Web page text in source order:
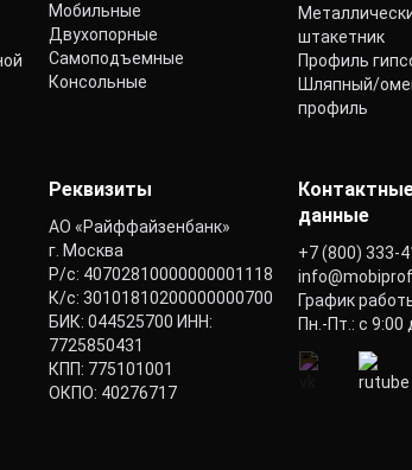
Мобильные
Двухопорные
Самоподъемные
Консольные
штакетник
Профиль
Шляпный/
профиль
Реквизиты
АО «Райффайзенбанк»
г. Москва
Р/с: 40702810000000001118
К/с: 30101810200000000700
БИК: 044525700 ИНН:
7725850431
КПП: 775101001
ОКПО: 40276717
данные
+7 (800) 333-
График
Пн.-Пт.: с 9:00